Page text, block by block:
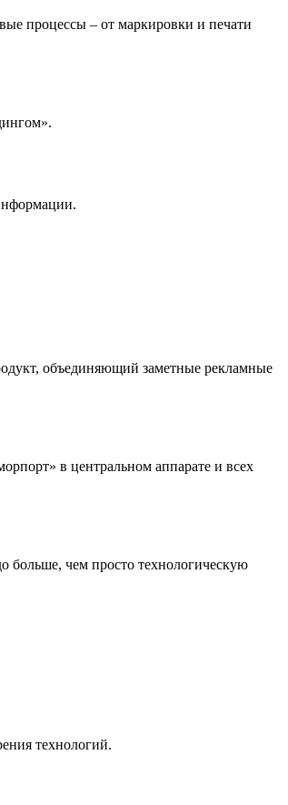
процессы – от маркировки и печати
объединяющий заметные рекламные
в центральном аппарате и всех
больше, чем просто технологическую
технологий.